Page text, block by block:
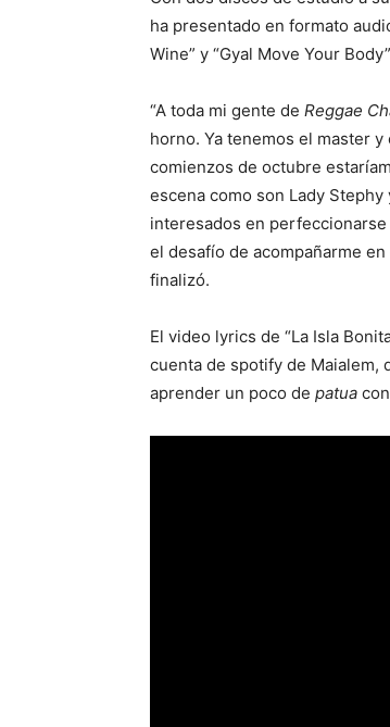
ha presentado en formato
Wine” y “Gyal Move Your
“A toda mi gente de Reggae
horno. Ya tenemos el master
comienzos de octubre
escena como son Lady
interesados en
el desafío de acompañarme
finalizó.
El video lyrics de “La Isla
cuenta de spotify de Maialem,
aprender un poco de patua